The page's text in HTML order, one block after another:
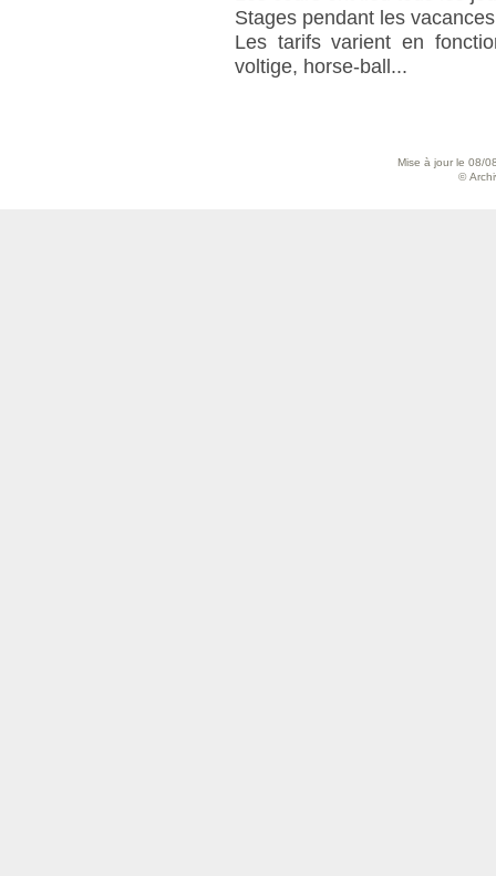
Stages pendant les
Les tarifs varient en
voltige, horse-ball...
Mise à jour le 08/
©